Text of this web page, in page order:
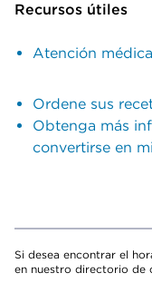
Recursos útiles
Atención
Ordene sus
Obtenga más
convertirse en
Si desea encontrar el
en nuestro directorio de